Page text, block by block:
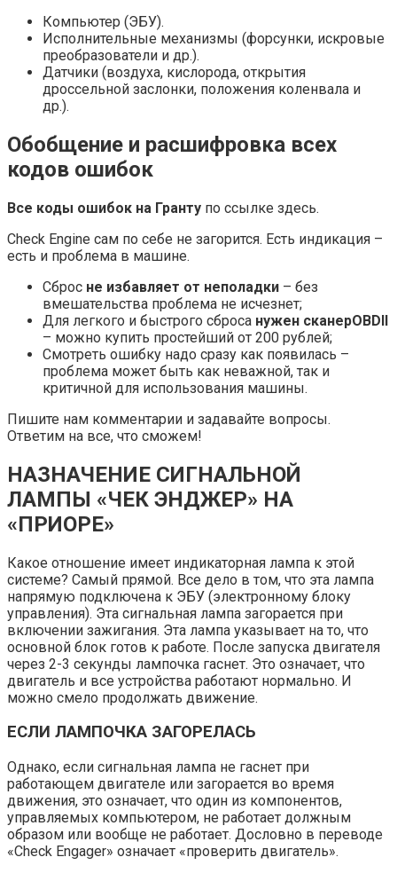
Компьютер (ЭБУ).
Исполнительные механизмы (форсунки, искровые
преобразователи и др.).
Датчики (воздуха, кислорода, открытия
дроссельной заслонки, положения коленвала и
др.).
Обобщение и расшифровка всех
кодов ошибок
Все коды ошибок на Гранту по ссылке здесь.
Check Engine сам по себе не загорится. Есть индикация –
есть и проблема в машине.
Сброс не избавляет от неполадки – без
вмешательства проблема не исчезнет;
Для легкого и быстрого сброса нужен сканерOBDII
– можно купить простейший от 200 рублей;
Смотреть ошибку надо сразу как появилась –
проблема может быть как неважной, так и
критичной для использования машины.
Пишите нам комментарии и задавайте вопросы.
Ответим на все, что сможем!
НАЗНАЧЕНИЕ СИГНАЛЬНОЙ
ЛАМПЫ «ЧЕК ЭНДЖЕР» НА
«ПРИОРЕ»
Какое отношение имеет индикаторная лампа к этой
системе? Самый прямой. Все дело в том, что эта лампа
напрямую подключена к ЭБУ (электронному блоку
управления). Эта сигнальная лампа загорается при
включении зажигания. Эта лампа указывает на то, что
основной блок готов к работе. После запуска двигателя
через 2-3 секунды лампочка гаснет. Это означает, что
двигатель и все устройства работают нормально. И
можно смело продолжать движение.
ЕСЛИ ЛАМПОЧКА ЗАГОРЕЛАСЬ
Однако, если сигнальная лампа не гаснет при
работающем двигателе или загорается во время
движения, это означает, что один из компонентов,
управляемых компьютером, не работает должным
образом или вообще не работает. Дословно в переводе
«Check Engager» означает «проверить двигатель».